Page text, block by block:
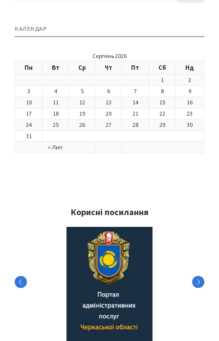
КАЛЕНДАР
Серпень 2026
Пн Вт Ср Чт Пт Сб Нд
« Лип
1
2
3
4 5 6 7 8
9
10
11 12 13 14 15
16
17
18 19 20 21 22
23
24
25 26 27 28 29
30
31
Корисні посилання